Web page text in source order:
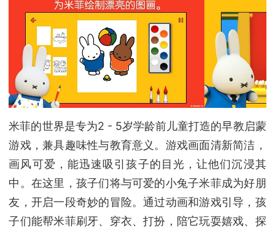
米菲的世界是专为2 - 5岁学龄前儿童打造的早教启蒙
游戏，兼具趣味性与教育意义。游戏画面清新简洁，
画风可爱，能迅速吸引孩子的目光，让他们沉浸其
中。在这里，孩子们将与可爱的小兔子米菲成为好朋
友，开启一段奇妙的冒险。通过动画和游戏引导，孩
子们能帮米菲刷牙、穿衣、打扮，陪它玩耍嬉戏、探